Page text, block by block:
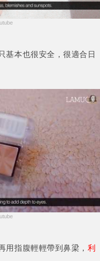
基本也很安全，很適合日
用指腹輕輕帶到鼻梁，利